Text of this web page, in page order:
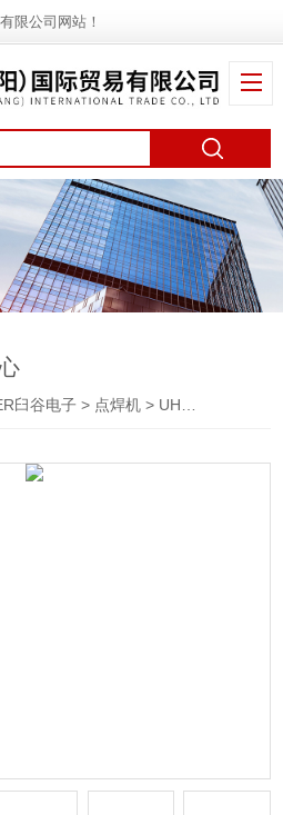
限公司网站！
臼谷电子 > 点焊机 > UHP-104WELDER臼谷电子 电极 点焊机焊接机